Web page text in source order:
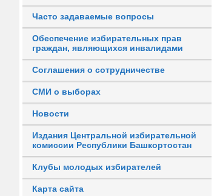
Часто задаваемые вопросы
Обеспечение избирательных прав
граждан, являющихся инвалидами
Соглашения о сотрудничестве
СМИ о выборах
Новости
Издания Центральной избирательной
комиссии Республики Башкортостан
Клубы молодых избирателей
Карта сайта